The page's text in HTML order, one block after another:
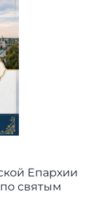
Епархии
святым